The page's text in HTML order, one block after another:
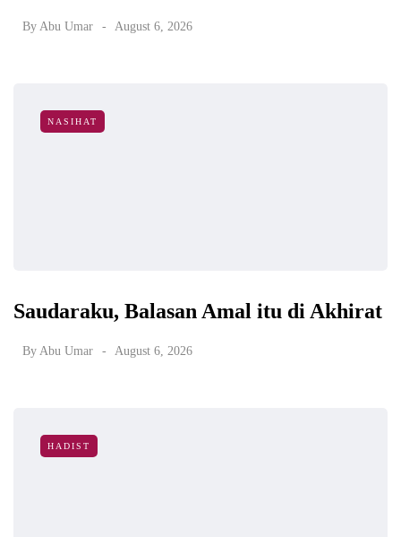
By Abu Umar August 6, 2026
NASIHAT
Saudaraku, Balasan Amal itu di Akhirat
By Abu Umar August 6, 2026
HADIST